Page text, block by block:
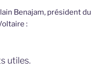
Benajam, président du
:
utiles.